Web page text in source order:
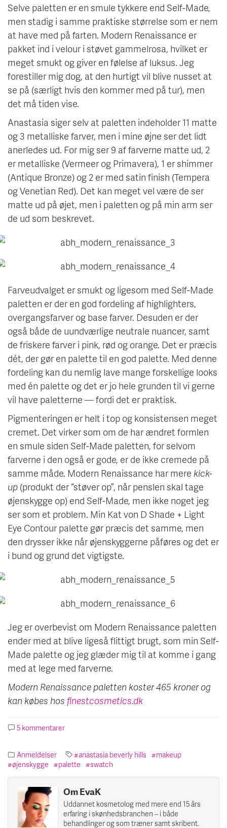
Selve paletten er en smule tykkere end Self-Made,
men stadig i samme praktiske størrelse som er nem
at have med på farten. Modern Renaissance er
pakket ind i velour i støvet gammelrosa, hvilket er
meget smukt og giver en følelse af luksus. Jeg
forestiller mig dog, at den hurtigt vil blive nusset at
se på (særligt hvis den kommer med på tur), men
det må tiden vise.
Anastasia siger selv at paletten indeholder 11 matte
og 3 metalliske farver, men i mine øjne ser det lidt
anerledes ud. For mig ser 9 af farverne matte ud, 2
er metalliske (Vermeer og Primavera), 1 er shimmer
(Antique Bronze) og 2 er med satin finish (Tempera
og Venetian Red). Det kan meget vel være de ser
matte ud på øjet, men i paletten og på min arm ser
de ud som beskrevet.
Farveudvalget er smukt og ligesom med Self-Made
paletten er der en god fordeling af highlighters,
overgangsfarver og base farver. Desuden er der
også både de uundværlige neutrale nuancer, samt
de friskere farver i pink, rød og orange. Det er præcis
dét, der gør en palette til en god palette. Med denne
fordeling kan du nemlig lave mange forskellige looks
med én palette og det er jo hele grunden til vi gerne
vil have paletterne — fordi det er praktisk.
Pigmenteringen er helt i top og konsistensen meget
cremet. Det virker som om de har ændret formlen
en smule siden Self-Made paletten, for selvom
farverne i den også er gode, er de ikke cremede på
samme måde. Modern Renaissance har mere kick-
up (produkt der “støver op”, når penslen skal tage
øjenskygge op) end Self-Made, men ikke noget jeg
ser som et problem. Min Kat von D Shade + Light
Eye Contour palette gør præcis det samme, men
den drysser ikke når øjenskyggerne påføres og det er
i bund og grund det vigtigste.
Jeg er overbevist om Modern Renaissance paletten
ender med at blive ligeså flittigt brugt, som min Self-
Made palette og jeg glæder mig til at komme i gang
med at lege med farverne.
Modern Renaissance paletten koster 465 kroner og
kan købes hos finestcosmetics.dk
5 kommentarer
Hills
Modern
Renaissance
Anmeldelser anastasia beverly hills
makeup
øjenskygge
palette swatch
Om EvaK
Uddannet kosmetolog med mere end 15 års
erfaring i skønhedsbranchen – i både
behandlinger og som træner samt skribent.